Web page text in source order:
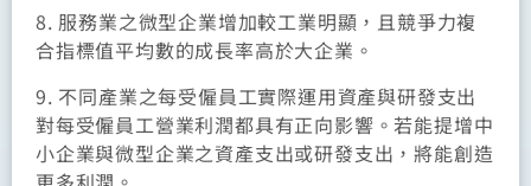
8. 服務業之微型企業增加較工業明顯，且競爭力複
合指標值平均數的成長率高於大企業。
9. 不同產業之每受僱員工實際運用資產與研發支出
對每受僱員工營業利潤都具有正向影響。若能提增中
小企業與微型企業之資產支出或研發支出，將能創造